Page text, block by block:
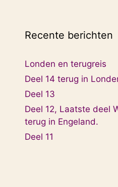
Recente berichten
Londen en terugreis
Deel 14 terug in
Deel 13
Deel 12, Laatste deel
terug in Engeland.
Deel 11